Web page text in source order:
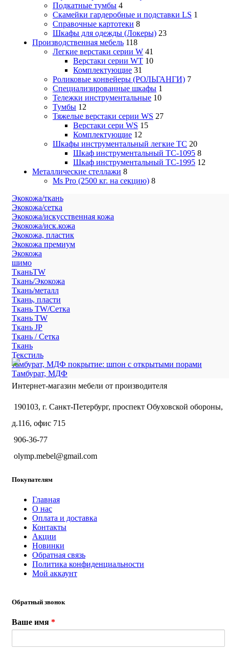
Подкатные тумбы 4
Скамейки гардеробные и подставки LS 1
Справочные картотеки 8
Шкафы для одежды (Локеры) 23
Производственная мебель 118
Легкие верстаки серии W 41
Верстаки серии WT 10
Комплектующие 31
Роликовые конвейеры (РОЛЬГАНГИ) 7
Специализированные шкафы 1
Тележки инструментальные 10
Тумбы 12
Тяжелые верстаки серии WS 27
Верстаки сери WS 15
Комплектующие 12
Шкафы инструментальный легкие ТС 20
Шкаф инструментальный TC-1095 8
Шкаф инструментальный TC-1995 12
Металлические стеллажи 8
Ms Pro (2500 кг. на секцию) 8
Экокожа/ткань
Экокожа/сетка
Экокожа/искусственная кожа
Экокожа/иск.кожа
Экокожа, пластик
Экокожа премиум
Экокожа
шимо
ТканьTW
Ткань/Экокожа
Ткань/металл
Ткань, пласти
Ткань TW/Сетка
Ткань TW
Ткань JP
Ткань / Сетка
Ткань
Текстиль
тамбурат, МДФ покрытие: шпон с открытыми порами
Тамбурат, МДФ
Интернет-магазин мебели от производителя
190103, г. Санкт-Петербург, проспект Обуховской обороны,
д.116, офис 715
906-36-77
olymp.mebel@gmail.com
Покупателям
Главная
О нас
Оплата и доставка
Контакты
Акции
Новинки
Обратная связь
Политика конфиденциальности
Мой аккаунт
Обратный звонок
Ваше имя *